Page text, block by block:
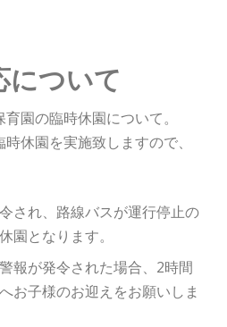
について
園の臨時休園について。
休園を実施致しますので、
され、路線バスが運行停止の
園となります。
報が発令された場合、2時間
お子様のお迎えをお願いしま